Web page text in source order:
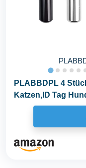
PLABBDPL 4
Katzen,ID Tag
Schlüsselringe...